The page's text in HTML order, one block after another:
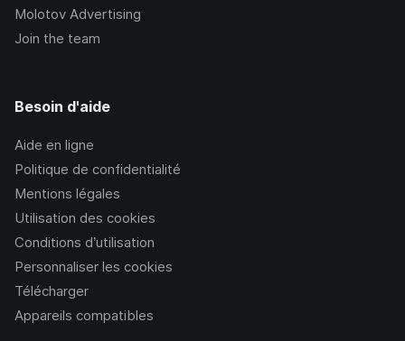
Molotov Advertising
Join the team
Besoin d'aide
Aide en ligne
Politique de confidentialité
Mentions légales
Utilisation des cookies
Conditions d’utilisation
Personnaliser les cookies
Télécharger
Appareils compatibles